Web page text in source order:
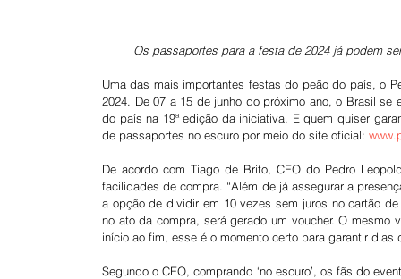
Os passaportes para a festa de 2024 já podem
Uma das mais importantes festas do peão do país, o
2024. De 07 a 15 de junho do próximo ano, o Brasil
do país na 19ª edição da iniciativa. E quem quiser
de passaportes no escuro por meio do site oficial:
De acordo com Tiago de Brito, CEO do Pedro
facilidades de compra. “Além de já assegurar a
a opção de dividir em 10 vezes sem juros no cartão
no ato da compra, será gerado um voucher. O
início ao fim, esse é o momento certo para garantir dias
Segundo o CEO, comprando ‘no escuro’, os fãs do